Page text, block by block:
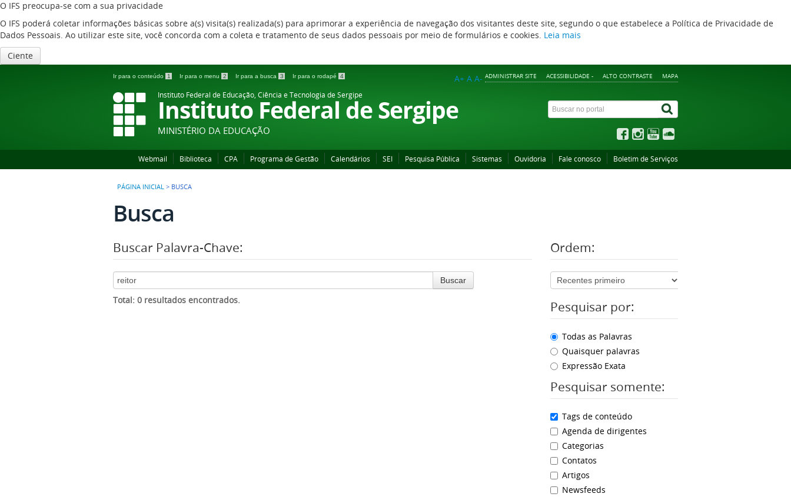
O IFS preocupa-se com a sua privacidade
O IFS poderá coletar informações básicas sobre a(s) visita(s) realizada(s) para aprimorar a experiência de navegação dos visitantes deste site, segundo o que estabelece a Política de Privacidade de
Dados Pessoais. Ao utilizar este site, você concorda com a coleta e tratamento de seus dados pessoais por meio de formulários e cookies. Leia mais
Ciente
Ir para o conteúdo 1 Ir para o menu 2 Ir para a busca 3 Ir para o rodapé 4 ADMINISTRAR SITE ACESSIBILIDADE - ALTO CONTRASTE MAPA
A+ A A-
Instituto Federal de Educação, Ciência e Tecnologia de Sergipe
Instituto Federal de Sergipe
MINISTÉRIO DA EDUCAÇÃO
Webmail Biblioteca CPA Programa de Gestão Calendários SEI Pesquisa Pública Sistemas Ouvidoria Fale conosco Boletim de Serviços
PÁGINA INICIAL > BUSCA
Busca
Buscar Palavra-Chave:
Buscar
Total: 0 resultados encontrados.
Ordem:
Pesquisar por:
Todas as Palavras
Quaisquer palavras
Expressão Exata
Pesquisar somente:
Tags de conteúdo
Agenda de dirigentes
Categorias
Contatos
Artigos
Newsfeeds